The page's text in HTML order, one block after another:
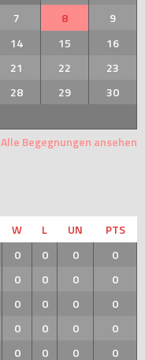
7 8
9
14 15
16
21 22
23
28 29
30
Alle Begegnungen ansehen
W L UN
PTS
0 0 0
0
0 0 0
0
0 0 0
0
0 0 0
0
0 0 0 0